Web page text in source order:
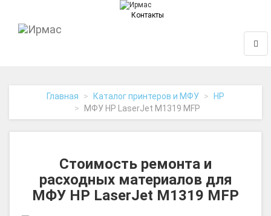
Контакты
Главная Каталог принтеров и МФУ
HP
МФУ HP LaserJet M1319 MFP
Стоимость ремонта и
расходных материалов для
МФУ HP LaserJet M1319 MFP